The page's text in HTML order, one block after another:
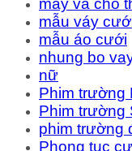
may và cho
mẫu váy
mẫu áo cưới
nhung bo
nữ
Phim trường
Phim trường
phim trường
Phong tục